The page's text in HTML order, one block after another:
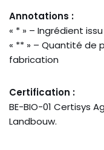
Annotations :
« * » – Ingrédient
« ** » – Quantité de
fabrication
Certification :
BE-BIO-01 Certisys
Landbouw.